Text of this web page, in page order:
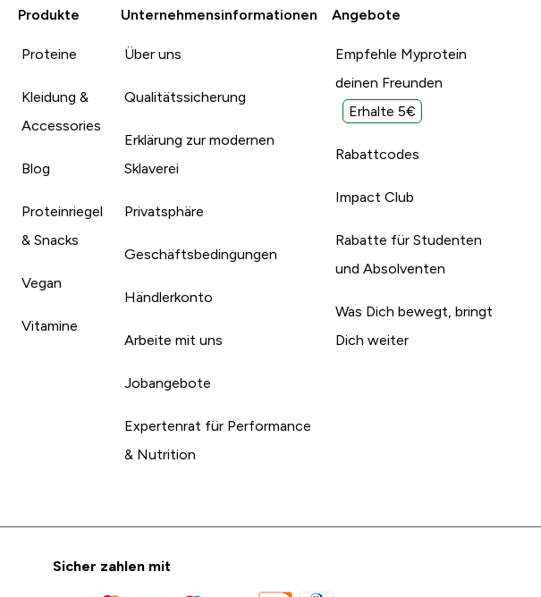
Produkte
Proteine
Kleidung &
Accessories
Blog
Proteinriegel
& Snacks
Vegan
Vitamine
Unternehmensinformationen
Über uns
Qualitätssicherung
Erklärung zur modernen
Sklaverei
Privatsphäre
Geschäftsbedingungen
Händlerkonto
Arbeite mit uns
Jobangebote
Expertenrat für Performance
& Nutrition
Angebote
Empfehle Myprotein
deinen Freunden
Erhalte 5€
Rabattcodes
Impact Club
Rabatte für Studenten
und Absolventen
Was Dich bewegt, bringt
Dich weiter
Sicher zahlen mit